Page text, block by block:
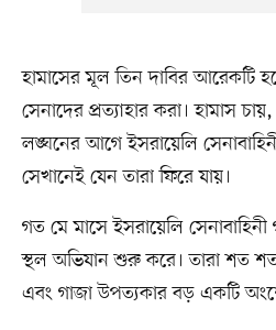
হামাসের মূল তিন দাবির আরেকটি
সেনাদের প্রত্যাহার করা। হামাস
লঙ্ঘনের আগে ইসরায়েলি
সেখানেই যেন তারা ফিরে যায়।
গত মে মাসে ইসরায়েলি
স্থল অভিযান শুরু করে। তারা শত শত
এবং গাজা উপত্যকার বড় একটি